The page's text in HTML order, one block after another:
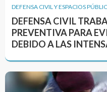
DEFENSA CIVIL Y ESPACIOS
DEFENSA CIVIL
PREVENTIVA PARA
DEBIDO A LAS